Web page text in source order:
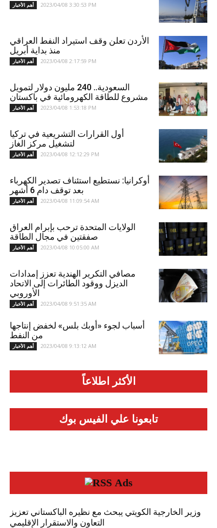
أهم الأخبار 2023/04/08 3:30:53 PM
الأردن تعلن وقف استيراد النفط العراقي
منذ بداية أبريل
أهم الأخبار 2023/04/08 2:17:59 PM
السعودية.. 240 مليون دولار لتمويل
مشروع للطاقة الكهرومائية في باكستان
أهم الأخبار 2023/04/08 1:53:18 PM
أول القرارات التشريعية في تركيا
لتشغيل مركز الغاز
أهم الأخبار 2023/04/08 12:12:29 PM
أوكرانيا: نستطيع استئناف تصدير الكهرباء
بعد توقف دام 6 أشهر
أهم الأخبار 2023/04/08 11:09:54 AM
الولايات المتحدة ترحب بإبرام العراق
صفقتين في مجال الطاقة
أهم الأخبار 2023/04/08 10:05:00 AM
مصافي التكرير الهندية تعزز إمدادات
الديزل ووقود الطائرات إلى الاتحاد
الأوروبي
أهم الأخبار 2023/04/08 9:51:35 AM
أسباب لجوء «أوبك بلس» لخفض إنتاجها
من النفط
أهم الأخبار 2023/04/08 9:13:12 AM
الأكثر اطلاعاً
تابعونا علي الفيس بوك
Ads
وزير الخارجية الكويتي يبحث مع نظيره الباكستاني تعزيز
التعاون والاستقرار الإقليمي